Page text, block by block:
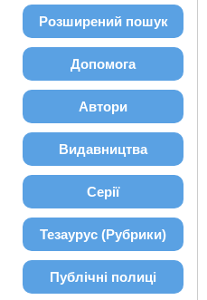
Розширений пошук
Допомога
Автори
Видавництва
Серії
Тезаурус (Рубрики)
Публічні полиці